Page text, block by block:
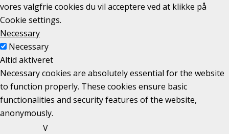
vores valgfrie cookies du vil acceptere ved at klikke på
Cookie settings.
Necessary
Necessary
Altid aktiveret
Necessary cookies are absolutely essential for the website
to function properly. These cookies ensure basic
functionalities and security features of the website,
anonymously.
V